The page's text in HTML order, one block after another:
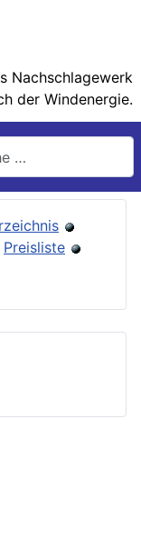
Nachschlage­werk
der Wind­energie.
Preisliste